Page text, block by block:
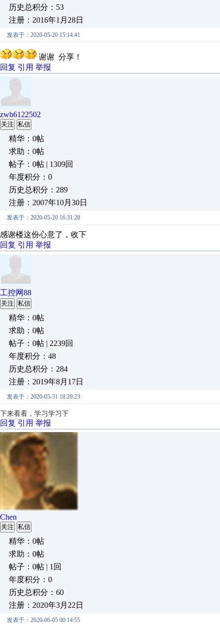
历史总积分：53
注册：2016年1月28日
发表于：2020-05-20 15:14:41
谢谢 分享！
回复 引用 举报
zwb6122502
关注 私信
精华：0帖
求助：0帖
帖子：0帖 | 1309回
年度积分：0
历史总积分：289
注册：2007年10月30日
发表于：2020-05-20 16:31:28
感谢楼这份心意了，收下
回复 引用 举报
工控网88
关注 私信
精华：0帖
求助：0帖
帖子：0帖 | 2239回
年度积分：48
历史总积分：284
注册：2019年8月17日
发表于：2020-05-31 18:20:23
下来看看，学习学习下
回复 引用 举报
Chen
关注 私信
精华：0帖
求助：0帖
帖子：0帖 | 1回
年度积分：0
历史总积分：60
注册：2020年3月22日
发表于：2020-06-05 00:14:55